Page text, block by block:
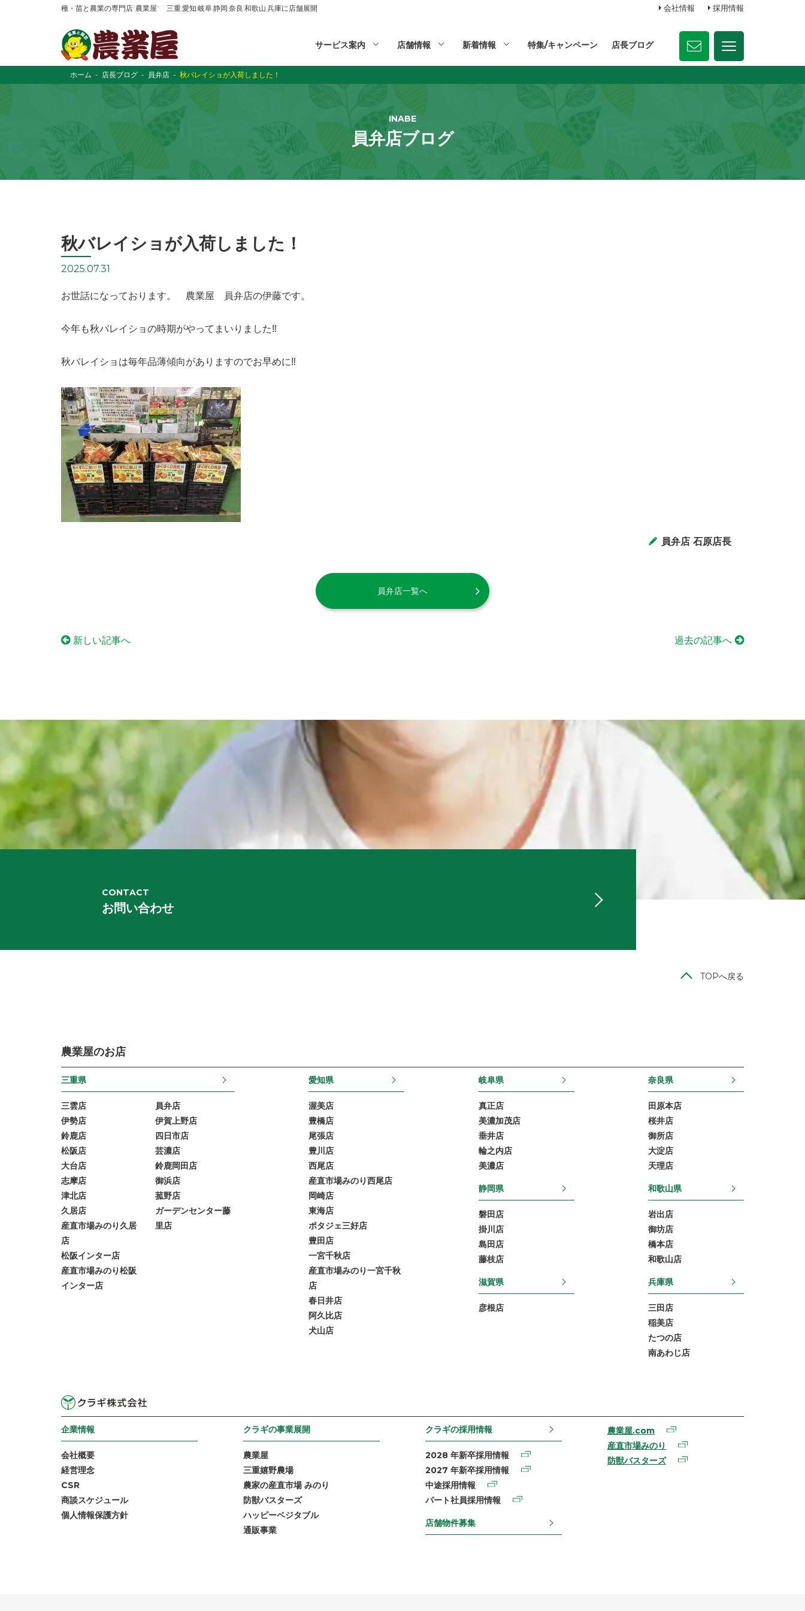
種・苗と農業の専門店“農業屋” 三重,愛知,岐阜,静岡,奈良,和歌山,兵庫に店舗展開 会社情報 採用情報
サービス案内 店舗情報 新着情報 特集/キャンペーン 店長ブログ
ホーム 店長ブログ 員弁店 秋バレイショが入荷しました！
INABE
員弁店ブログ
秋バレイショが入荷しました！
2025.07.31
お世話になっております。 農業屋 員弁店の伊藤です。
今年も秋バレイショの時期がやってまいりました‼️
秋バレイショは毎年品薄傾向がありますのでお早めに‼️
員弁店 石原店長
員弁店一覧へ
新しい記事へ 過去の記事へ
CONTACT
お問い合わせ
TOPへ戻る
農業屋のお店
三重県
三雲店
伊勢店
鈴鹿店
松阪店
大台店
志摩店
津北店
久居店
産直市場みのり久居
店
松阪インター店
産直市場みのり松阪
インター店
員弁店
伊賀上野店
四日市店
芸濃店
鈴鹿岡田店
御浜店
菰野店
ガーデンセンター藤
里店
愛知県
渥美店
豊橋店
尾張店
豊川店
西尾店
産直市場みのり西尾店
岡崎店
東海店
ポタジェ三好店
豊田店
一宮千秋店
産直市場みのり一宮千秋
店
春日井店
阿久比店
犬山店
岐阜県
真正店
美濃加茂店
垂井店
輪之内店
美濃店
静岡県
磐田店
掛川店
島田店
藤枝店
滋賀県
彦根店
奈良県
田原本店
桜井店
御所店
大淀店
天理店
和歌山県
岩出店
御坊店
橋本店
和歌山店
兵庫県
三田店
稲美店
たつの店
南あわじ店
企業情報
会社概要
経営理念
CSR
商談スケジュール
個人情報保護方針
クラギの事業展開
農業屋
三重嬉野農場
農家の産直市場 みのり
防獣バスターズ
ハッピーベジタブル
通販事業
クラギの採用情報
2028 年新卒採用情報
2027 年新卒採用情報
中途採用情報
パート社員採用情報
店舗物件募集
農業屋.com
産直市場みのり
防獣バスターズ